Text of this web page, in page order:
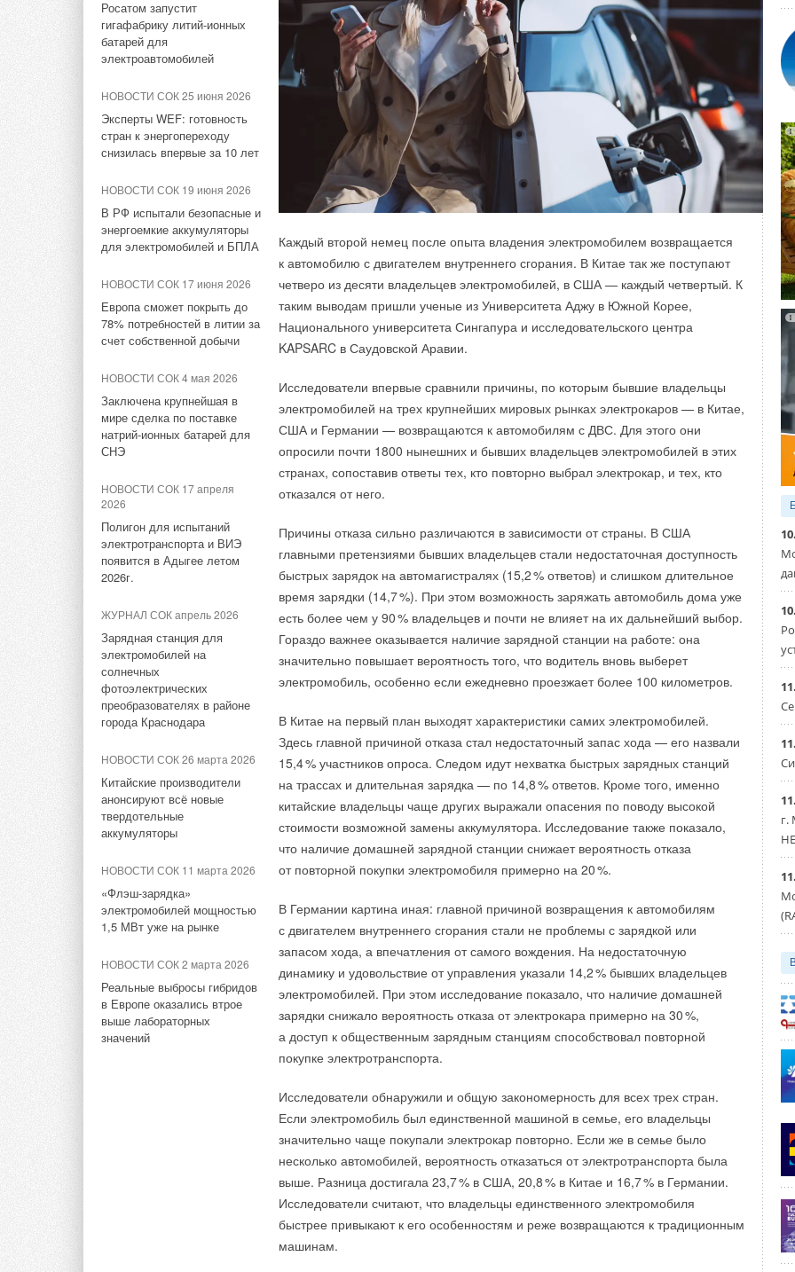
Росатом запустит
гигафабрику литий-ионных
батарей для
электроавтомобилей
НОВОСТИ СОК 25 июня 2026
Эксперты WEF: готовность
стран к энергопереходу
снизилась впервые за 10 лет
НОВОСТИ СОК 19 июня 2026
В РФ испытали безопасные и
энергоемкие аккумуляторы
для электромобилей и БПЛА
НОВОСТИ СОК 17 июня 2026
Европа сможет покрыть до
78% потребностей в литии за
счет собственной добычи
НОВОСТИ СОК 4 мая 2026
Заключена крупнейшая в
мире сделка по поставке
натрий-ионных батарей для
СНЭ
НОВОСТИ СОК 17 апреля
2026
Полигон для испытаний
электротранспорта и ВИЭ
появится в Адыгее летом
2026г.
ЖУРНАЛ СОК апрель 2026
Зарядная станция для
электромобилей на
солнечных
фотоэлектрических
преобразователях в районе
города Краснодара
НОВОСТИ СОК 26 марта 2026
Китайские производители
анонсируют всё новые
твердотельные
аккумуляторы
НОВОСТИ СОК 11 марта 2026
«Флэш-зарядка»
электромобилей мощностью
1,5 МВт уже на рынке
НОВОСТИ СОК 2 марта 2026
Реальные выбросы гибридов
в Европе оказались втрое
выше лабораторных
значений
Каждый второй немец после опыта владения электромобилем возвращается
к автомобилю с двигателем внутреннего сгорания. В Китае так же поступают
четверо из десяти владельцев электромобилей, в США — каждый четвертый. К
таким выводам пришли ученые из Университета Аджу в Южной Корее,
Национального университета Сингапура и исследовательского центра
KAPSARC в Саудовской Аравии.
Исследователи впервые сравнили причины, по которым бывшие владельцы
электромобилей на трех крупнейших мировых рынках электрокаров — в Китае,
США и Германии — возвращаются к автомобилям с ДВС. Для этого они
опросили почти 1800 нынешних и бывших владельцев электромобилей в этих
странах, сопоставив ответы тех, кто повторно выбрал электрокар, и тех, кто
отказался от него.
Причины отказа сильно различаются в зависимости от страны. В США
главными претензиями бывших владельцев стали недостаточная доступность
быстрых зарядок на автомагистралях (15,2% ответов) и слишком длительное
время зарядки (14,7%). При этом возможность заряжать автомобиль дома уже
есть более чем у 90% владельцев и почти не влияет на их дальнейший выбор.
Гораздо важнее оказывается наличие зарядной станции на работе: она
значительно повышает вероятность того, что водитель вновь выберет
электромобиль, особенно если ежедневно проезжает более 100 километров.
В Китае на первый план выходят характеристики самих электромобилей.
Здесь главной причиной отказа стал недостаточный запас хода — его назвали
15,4% участников опроса. Следом идут нехватка быстрых зарядных станций
на трассах и длительная зарядка — по 14,8% ответов. Кроме того, именно
китайские владельцы чаще других выражали опасения по поводу высокой
стоимости возможной замены аккумулятора. Исследование также показало,
что наличие домашней зарядной станции снижает вероятность отказа
от повторной покупки электромобиля примерно на 20%.
В Германии картина иная: главной причиной возвращения к автомобилям
с двигателем внутреннего сгорания стали не проблемы с зарядкой или
запасом хода, а впечатления от самого вождения. На недостаточную
динамику и удовольствие от управления указали 14,2% бывших владельцев
электромобилей. При этом исследование показало, что наличие домашней
зарядки снижало вероятность отказа от электрокара примерно на 30%,
а доступ к общественным зарядным станциям способствовал повторной
покупке электротранспорта.
Исследователи обнаружили и общую закономерность для всех трех стран.
Если электромобиль был единственной машиной в семье, его владельцы
значительно чаще покупали электрокар повторно. Если же в семье было
несколько автомобилей, вероятность отказаться от электротранспорта была
выше. Разница достигала 23,7% в США, 20,8% в Китае и 16,7% в Германии.
Исследователи считают, что владельцы единственного электромобиля
быстрее привыкают к его особенностям и реже возвращаются к традиционным
машинам.
г.
НОВОСТИ СОК 3 июля 2026
Royal Thermo укрепляет
технологическое лидерство:
компания получила патент
НОВОСТИ СОК 26 июня 2026
Российское качество
мирового уровня
НОВОСТИ СОК 16 июня 2026
ЕВРАРОС и РЭЦ обсудили
возможности для роста
AURUS на ПМЭФ-2026:
превосходство дизайна
Русклимат на ПМЭФ-2026:
инновации и партнёрства
ЖУРНАЛ СОК июнь 2026
Свежий воздух без
приточно-вытяжные
установки SHUFT UniMAX
для квартиры и частного
дома
ЖУРНАЛ СОК июнь 2026
Thermo Smalto Inverter:
интеллект, стиль и
энергоэффективность
НОВОСТИ СОК 30 мая 2026
Royal Thermo получил
сертификат «Сделано в
Сегодня климатическая отрасль России переживает качественную
трансформацию. Фундаментом профессии становятся инженерное
мышление, точность и глубокая экспертиза в оборудовании. Центром этих
изменений стала Академия ОВКЭС , а её ключевыми партнёрами —
промышленный холдинг«Русклимат»и его флагманские бренды:Royal
Balluи Shuft.
Цифры говорят сами за себя: более 100000 человек сегодня вовлечены
в экосистему Академии. Это не просто подписчики в соцсетях, а действующие
специалисты — монтажники, инженеры, проектировщики. Они ежедневно
обращаются к базе знаний Академии, участвуют в вебинарах и осваивают
современные методики. ОВКЭС стала точкой притяжения для тех, кто
понимает: качественный монтаж начинается с физики процессов и знания
конкретного оборудования, а не с интуиции.
накопителем снижают
потребление на 60%
НОВОСТИ СОК 31 июля 2026
США запретили
инверторов
НОВОСТИ СОК 30 июля 2026
Уже через месяц в России
солнечные панели в МКД
НОВОСТИ СОК 27 июля 2026
ВИЭ обойдут уголь по
текущем году
НОВОСТИ СОК 24 июля 2026
Китай опубликовал план
период 2026-2030 гг.
НОВОСТИ СОК 23 июля 2026
очередь крупнейшей в
России ветроэлектростанции
НОВОСТИ СОК 22 июля 2026
LONGi вновь установила
мировой рекорд
солнечных элементов —
НОВОСТИ СОК 22 июля 2026
Германия подключила более
1 ГВт морской
ветроэнергетики за полгода
НОВОСТИ СОК 21 июля 2026
В КНР ввели в строй «самую
высоковольтную» СНЭ
ёмкостью 9 ГВт*ч
Фото: Interesting Engineering
Станция принадлежит независимому производителю энергии Earthrise Energy
из Арлингтона (Виргиния). Солнечные панели подключены к линиям
электропередачи газовой пиковой электростанции Gibson City. Вместо
строительства новых линий и получения отдельного сетевого подключения
солнечная ферма использует уже существующую инфраструктуру.
В солнечные периоды электростанция поставляет энергию в сеть. Когда
выработка солнечной энергии падает (особенно в периоды пикового спроса),
энергоснабжения.
Earthrise применила стратегию использования избыточного сетевого
подключения (surplus interconnection). Вместо того чтобы запрашивать новое
подключение через регионального оператора Midcontinent Independent System
Operator (MISO), компания задействовала неиспользуемую пропускную
Это позволило запустить проект гораздо быстрее, чем при стандартной
процедуре — многие проекты ветровой и солнечной энергетики годами
ожидают очереди на подключение к сети.
Генеральный директор Earthrise Джефф Хантер заявил, что проект
демонстрирует практический способ расширения генерации электроэнергии за
счёт использования существующей инфраструктуры. По его словам, такой
подход может стать образцом для будущего развития по всему региону.
Компания уже планирует применить эту стратегию в других проектах
в Иллинойсе. В разработке находится около 1,5 ГВт новых солнечных
мощностей с использованием той же схемы избыточного подключения. Среди
них — Northwest Solar и Glacier Moraine Solar в округах Камберленд и Коулс,
Plum Valley Solar и Pride of the Prairie Solar в округе Уилл, а также Tilton Solar
Скотт Халлеран, вице-президент по управлению активами Earthrise, сообщил,
совместной эксплуатации солнечной и газовой генерации функционирует так,
как и предполагалось: солнечная энергия поступает в сеть, когда это
возможно, а газовая станция берёт на себя нагрузку при снижении выработки
и росте спроса.
Тэги: Солнечные электростанции
Уведомления отключены
В этой теме еще нет комментариев
Добавить комментарий